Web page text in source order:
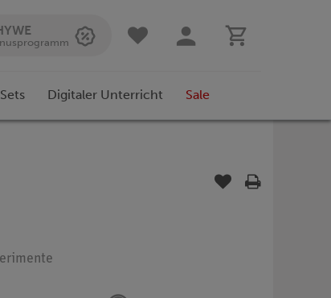
Digitaler Unterricht Sale